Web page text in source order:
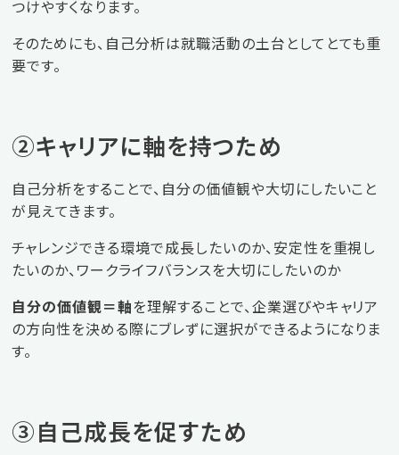
つけやすくなります。
そのためにも、自己分析は就職活動の土台としてとても重
要です。
②キャリアに軸を持つため
自己分析をすることで、自分の価値観や大切にしたいこと
が見えてきます。
チャレンジできる環境で成長したいのか、安定性を重視し
たいのか、ワークライフバランスを大切にしたいのか
自分の価値観＝軸を理解することで、企業選びやキャリア
の方向性を決める際にブレずに選択ができるようになりま
す。
③自己成長を促すため